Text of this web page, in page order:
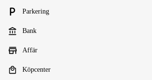
Parkering
Bank
Affär
Köpcenter